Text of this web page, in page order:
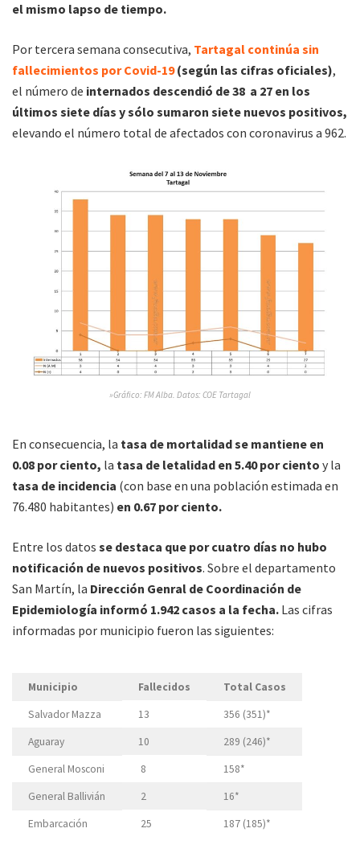
el mismo lapso de tiempo.
Por tercera semana consecutiva, Tartagal continúa sin
fallecimientos por Covid-19(según las cifras oficiales),
el número de internados descendió de 38 a 27 en los
últimos siete días y sólo sumaron siete nuevos positivos,
elevando el número total de afectados con coronavirus a 962.
»Gráfico: FM Alba. Datos: COE Tartagal
En consecuencia, la tasa de mortalidad se mantiene en
0.08 por ciento, la tasa de letalidad en 5.40 por ciento y la
tasa de incidencia (con base en una población estimada en
76.480 habitantes) en 0.67 por ciento.
Entre los datos se destaca que por cuatro días no hubo
notificación de nuevos positivos. Sobre el departamento
San Martín, la Dirección Genral de Coordinación de
Epidemiología informó 1.942 casos a la fecha. Las cifras
informadas por municipio fueron las siguientes:
Municipio Fallecidos
Total Casos
Salvador Mazza
13
356 (351)*
Aguaray
10
289 (246)*
General Mosconi
8
158*
General Ballivián
2
16*
Embarcación
25 187 (185)*